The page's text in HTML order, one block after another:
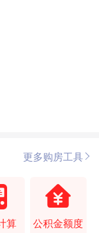
更多购房工具
算 公积金额度